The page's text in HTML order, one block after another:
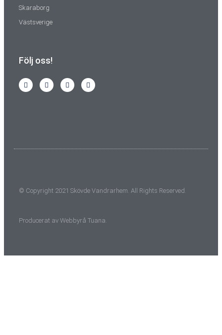
Skaraborg
Västsverige
Följ oss!
© Copyright 2021 Skövde Vandrarhem. All Rights Reserved.
Producerat av Webbyrå Tuana